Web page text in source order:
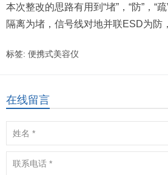
本次整改的思路有用到“堵”，“防”，“
隔离为堵，信号线对地并联ESD为防
标签: 便携式美容仪
在线留言